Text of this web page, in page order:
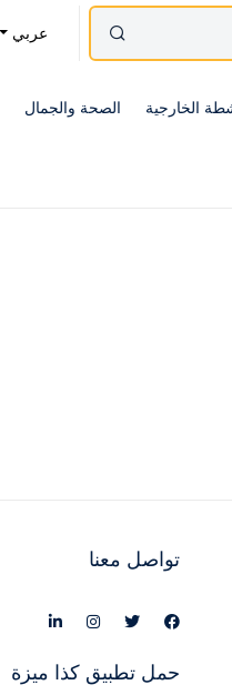
عربي
الخارجية الصحة والجمال
تواصل معنا
حمل تطبيق كذا ميزة